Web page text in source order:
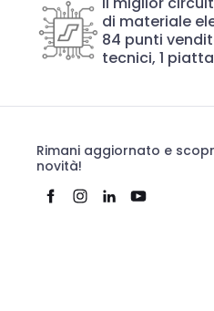
di materiale
84 punti
tecnici, 1
Rimani aggiornato e
novità!